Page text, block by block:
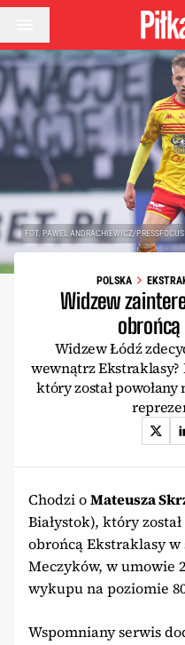
Przejdź do treści
FOT. PAWEL ANDRACHIEWICZ/PRESSFOCUS
POLSKA
Widzew
Widzew Łódź
wewnątrz
który został
Chodzi oMateusza
Białystok), który
obrońcą Ekstraklasy w
Meczyków, w umowie
wykupu na poziomie
Wspomniany serwis